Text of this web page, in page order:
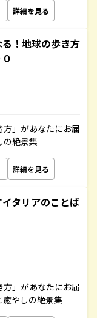
詳細を見る
！地球の歩き方
」があなたにお届
の絶景集
詳細を見る
タリアのことば
」があなたにお届
やしの絶景集